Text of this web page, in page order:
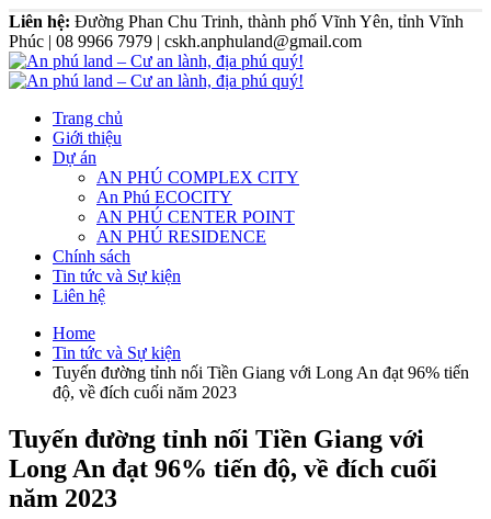
Liên hệ: Đường Phan Chu Trinh, thành phố Vĩnh Yên, tỉnh Vĩnh
Phúc | 08 9966 7979 | cskh.anphuland@gmail.com
Trang chủ
Giới thiệu
Dự án
AN PHÚ COMPLEX CITY
An Phú ECOCITY
AN PHÚ CENTER POINT
AN PHÚ RESIDENCE
Chính sách
Tin tức và Sự kiện
Liên hệ
Home
Tin tức và Sự kiện
Tuyến đường tỉnh nối Tiền Giang với Long An đạt 96% tiến
độ, về đích cuối năm 2023
Tuyến đường tỉnh nối Tiền Giang với
Long An đạt 96% tiến độ, về đích cuối
năm 2023